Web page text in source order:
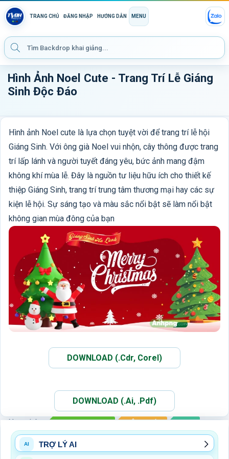
TRANG CHỦ ĐĂNG NHẬP HƯỚNG DẪN MENU
Hình Ảnh Noel Cute - Trang Trí Lễ Giáng
Sinh Độc Đáo
Hình ảnh Noel cute là lựa chọn tuyệt vời để trang trí lễ hội
Giáng Sinh. Với ông già Noel vui nhộn, cây thông được trang
trí lấp lánh và người tuyết đáng yêu, bức ảnh mang đậm
không khí mùa lễ. Đây là nguồn tư liệu hữu ích cho thiết kế
thiệp Giáng Sinh, trang trí trung tâm thương mại hay các sự
kiện lễ hội. Sự sáng tạo và màu sắc nổi bật sẽ làm nổi bật
không gian mùa đông của bạn
DOWNLOAD (.Cdr, Corel)
DOWNLOAD (.Ai, .Pdf)
Xem thêm:
AI TRỢ LÝ AI